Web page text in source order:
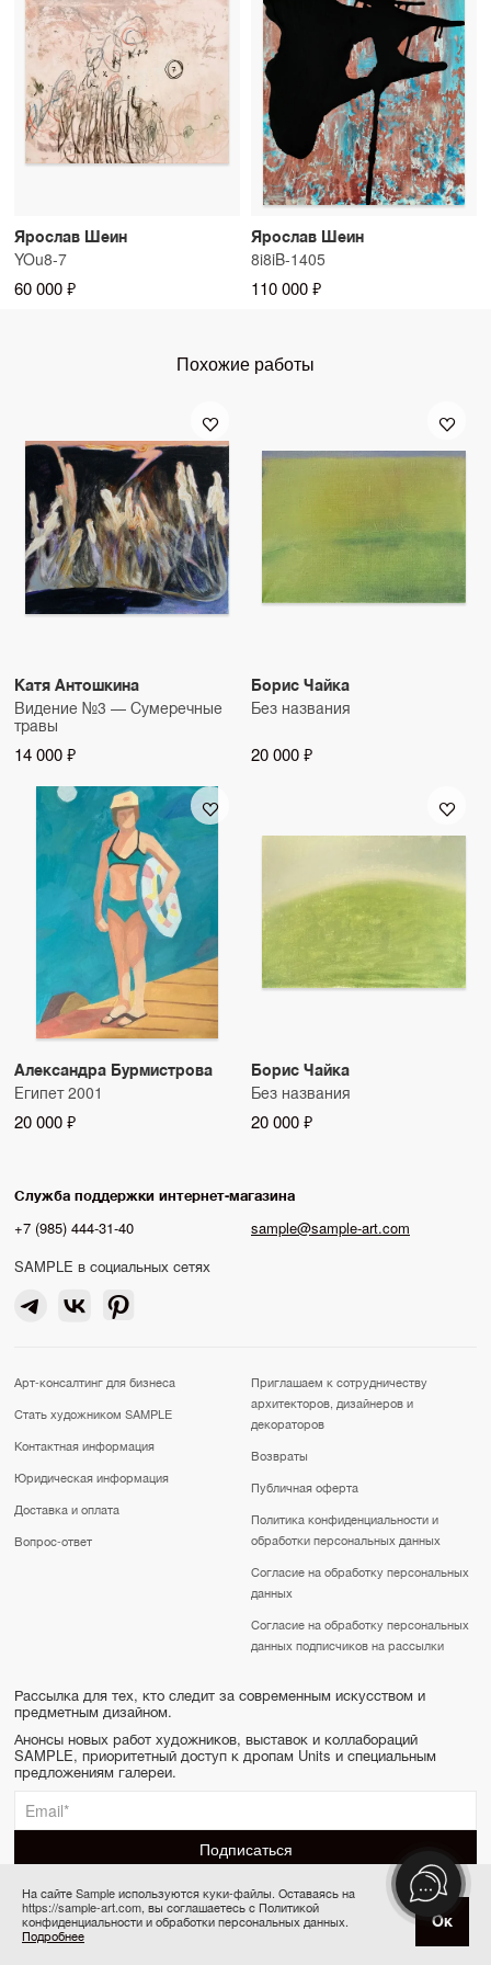
Купить за 140 000 ₽
Ярослав Шеин
YOu8-7
60 000 ₽
Ярослав Шеин
8i8iB-1405
110 000 ₽
Похожие работы
Катя Антошкина
Видение №3 — Сумеречные
травы
14 000 ₽
Борис Чайка
Без названия
20 000 ₽
Александра Бурмистрова
Египет 2001
20 000 ₽
Борис Чайка
Без названия
20 000 ₽
Служба поддержки интернет-магазина
+7 (985) 444-31-40
sample@sample-art.com
SAMPLE в социальных сетях
Арт-консалтинг для бизнеса
Стать художником SAMPLE
Контактная информация
Юридическая информация
Доставка и оплата
Вопрос-ответ
Приглашаем к сотрудничеству
архитекторов, дизайнеров и
декораторов
Возвраты
Публичная оферта
Политика конфиденциальности и
обработки персональных данных
Согласие на обработку персональных
данных
Согласие на обработку персональных
данных подписчиков на рассылки
Рассылка для тех, кто следит за современным искусством и
предметным дизайном.
Анонсы новых работ художников, выставок и коллабораций
SAMPLE, приоритетный доступ к дропам Units и специальным
предложениям галереи.
SAMPLE | Online gallery & Auction © 2022-2026
Сделано в Апривер
На сайте Sample используются куки-файлы. Оставаясь на
https://sample-art.com, вы соглашаетесь с Политикой
конфиденциальности и обработки персональных данных.
Подробнее
Ок